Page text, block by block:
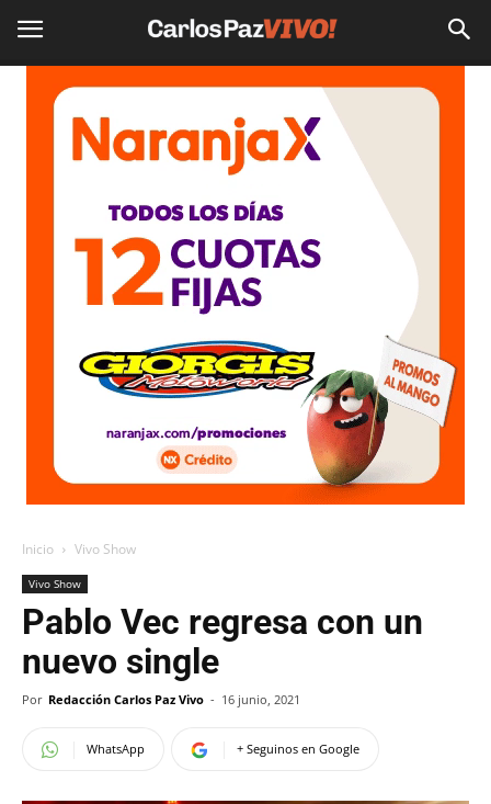
Inicio Vivo Show
Vivo Show
Pablo Vec regresa con un
nuevo single
Por Redacción Carlos Paz Vivo - 16 junio, 2021
WhatsApp + Seguinos en Google